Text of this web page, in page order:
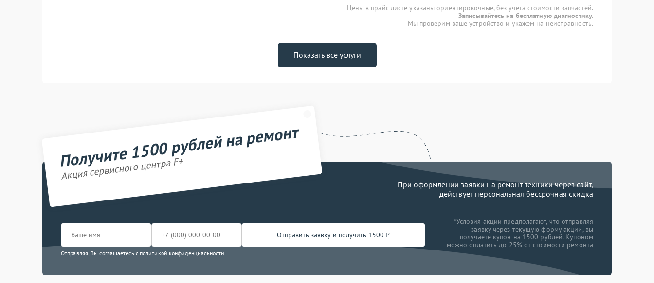
Цены в прайс-листе указаны ориентировочные, без учета стоимости запчастей.
Записывайтесь на бесплатную диагностику.
Мы проверим ваше устройство и укажем на неисправность.
Показать все услуги
Получите 1500 рублей на ремонт
Акция сервисного центра F+
При оформлении заявки на ремонт техники через сайт,
действует персональная бессрочная скидка
Отправить заявку и получить 1500 ₽
Отправляя, Вы соглашаетесь с политикой конфиденциальности
*Условия акции предполагают, что отправляя
заявку через текущую форму акции, вы
получаете купон на 1500 рублей. Купоном
можно оплатить до 25% от стоимости ремонта